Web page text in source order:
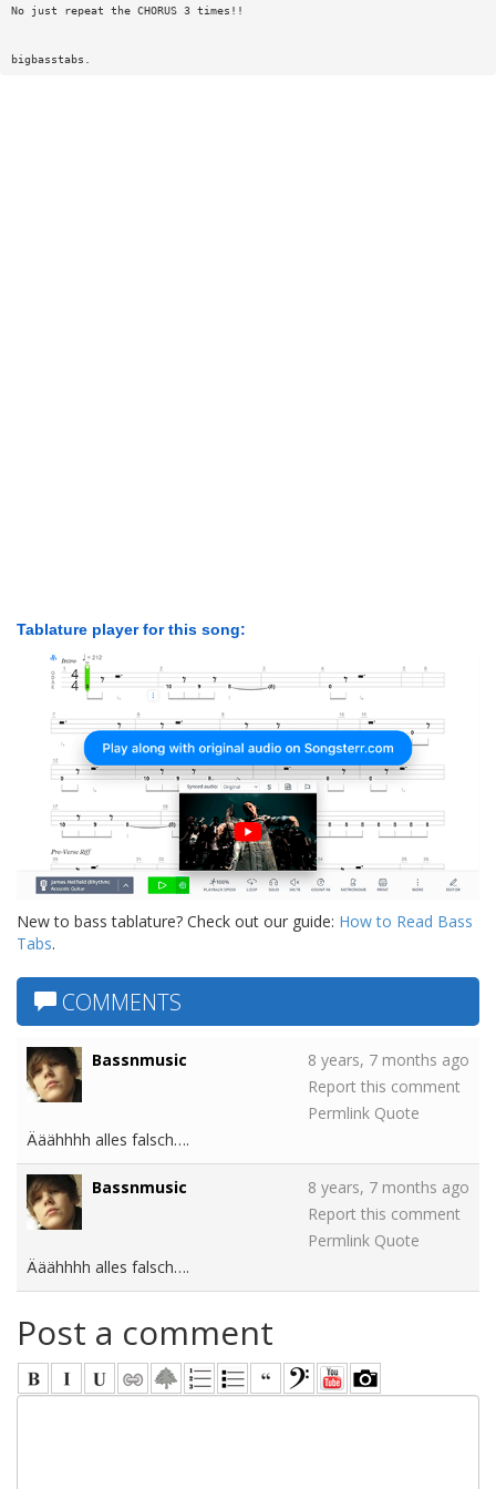
No just repeat the CHORUS 3 times!!
bigbasstabs.
Tablature player for this song:
New to bass tablature? Check out our guide: How to Read Bass
Tabs.
COMMENTS
Bassnmusic
8 years, 7 months ago
Report this comment
Permlink Quote
Ääähhhh alles falsch….
Bassnmusic
8 years, 7 months ago
Report this comment
Permlink Quote
Ääähhhh alles falsch….
Post a comment